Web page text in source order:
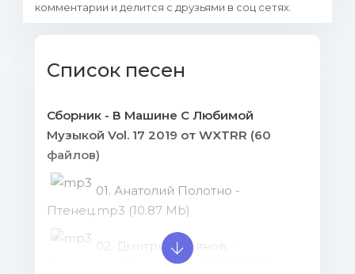
комментарии и делится с друзьями в соц сетях.
Список песен
Сборник - В Машине С Любимой
Музыкой Vol. 17 2019 от WXTRR (60
файлов)
01. Анатолий Полотно -
Птенец.mp3 (10.87 Mb)
02. Дмитрий Прянов -
Нереально Красивая.mp3 (8.02 Mb)